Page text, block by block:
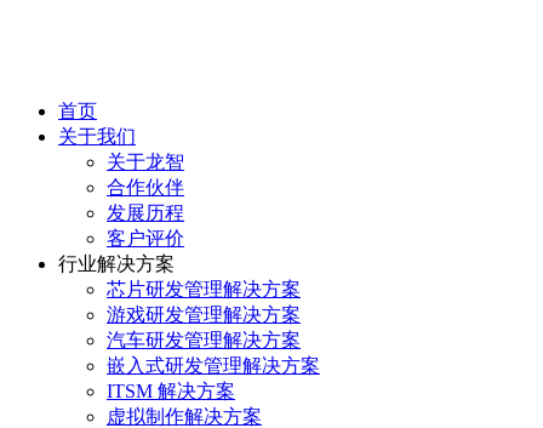
首页
关于我们
关于龙智
合作伙伴
发展历程
客户评价
行业解决方案
芯片研发管理解决方案
游戏研发管理解决方案
汽车研发管理解决方案
嵌入式研发管理解决方案
ITSM 解决方案
虚拟制作解决方案